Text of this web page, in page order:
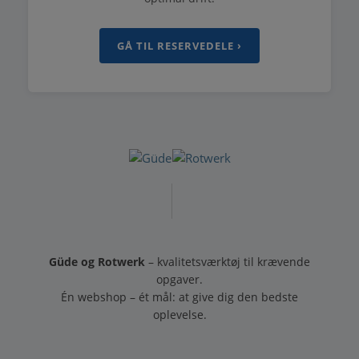
GÅ TIL RESERVEDELE ›
Güde og Rotwerk – kvalitetsværktøj til krævende
opgaver.
Én webshop – ét mål: at give dig den bedste
oplevelse.